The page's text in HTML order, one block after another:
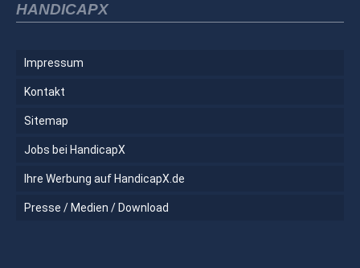
HANDICAPX
Impressum
Kontakt
Sitemap
Jobs bei HandicapX
Ihre Werbung auf HandicapX.de
Presse / Medien / Download